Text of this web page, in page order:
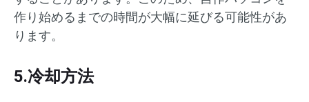
作り始めるまでの時間が大幅に延びる可能性があ
ります。
5.冷却方法